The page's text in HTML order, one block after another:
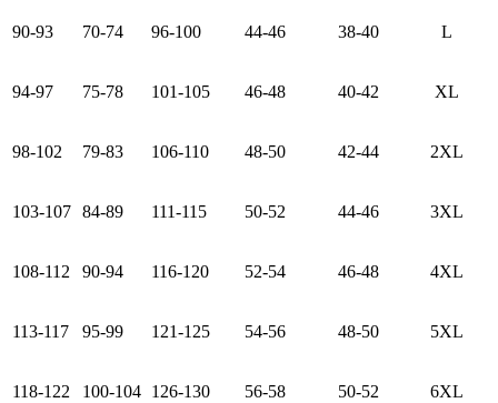
90-93 70-74 96-100 44-46 38-40 L
94-97 75-78 101-105 46-48 40-42 XL
98-102 79-83 106-110 48-50 42-44 2XL
103-107 84-89 111-115 50-52 44-46 3XL
108-112 90-94 116-120 52-54 46-48 4XL
113-117 95-99 121-125 54-56 48-50 5XL
118-122 100-104 126-130 56-58 50-52 6XL